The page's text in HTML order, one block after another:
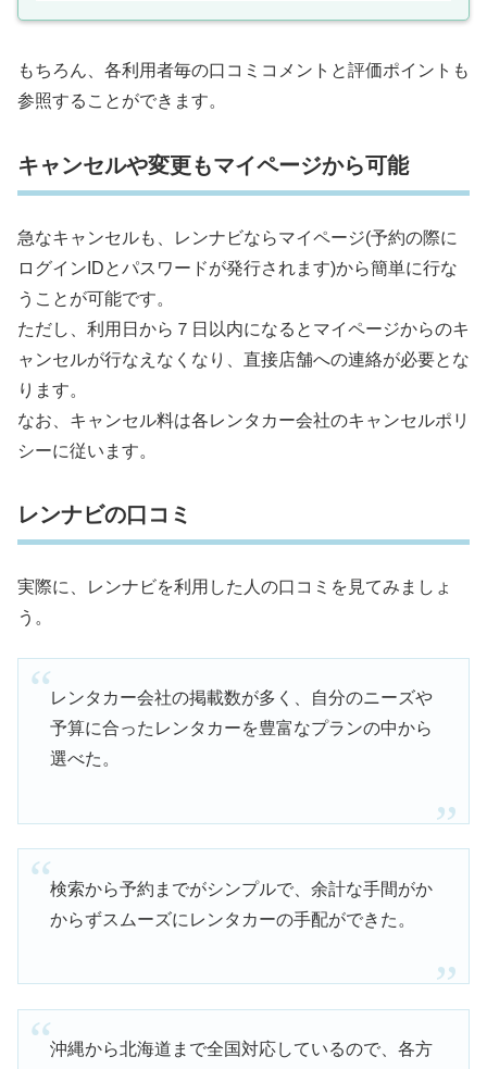
もちろん、各利用者毎の口コミコメントと評価ポイントも
参照することができます。
キャンセルや変更もマイページから可能
急なキャンセルも、レンナビならマイページ(予約の際に
ログインIDとパスワードが発行されます)から簡単に行な
うことが可能です。
ただし、利用日から７日以内になるとマイページからのキ
ャンセルが行なえなくなり、直接店舗への連絡が必要とな
ります。
なお、キャンセル料は各レンタカー会社のキャンセルポリ
シーに従います。
レンナビの口コミ
実際に、レンナビを利用した人の口コミを見てみましょ
う。
レンタカー会社の掲載数が多く、自分のニーズや
予算に合ったレンタカーを豊富なプランの中から
選べた。
検索から予約までがシンプルで、余計な手間がか
からずスムーズにレンタカーの手配ができた。
沖縄から北海道まで全国対応しているので、各方